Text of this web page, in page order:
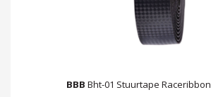
BBB Bht-01 Stuurtape Raceribbon